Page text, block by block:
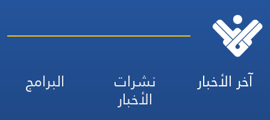
آخر الأخبار نشرات
الأخبار
البرامج